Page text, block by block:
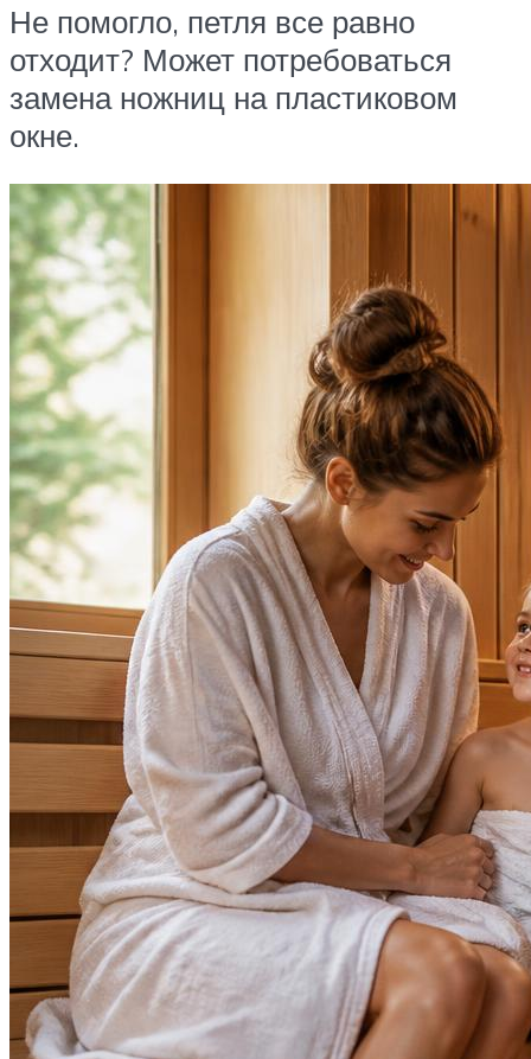
Не помогло, петля все равно
отходит? Может потребоваться
замена ножниц на пластиковом
окне.